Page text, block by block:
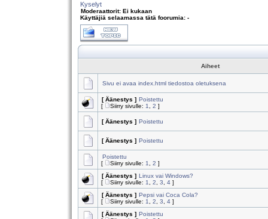
Kyselyt
Moderaattorit: Ei kukaan
Käyttäjiä selaamassa tätä foorumia: -
Aiheet
Sivu ei avaa index.html tiedostoa oletuksena
[ Äänestys ] Poistettu
[
Siirry sivulle: 1 2 ]
[ Äänestys ] Poistettu
[ Äänestys ] Poistettu
Poistettu
[
Siirry sivulle: 1 2 ]
[ Äänestys ] Linux vai Windows?
[
Siirry sivulle: 1 2 3 4 ]
[ Äänestys ] Pepsi vai Coca Cola?
[
Siirry sivulle: 1 2 3 4 ]
[ Äänestys ] Poistettu